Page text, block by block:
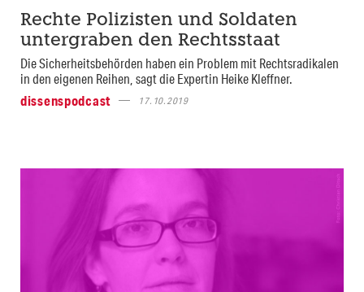
Rechte Polizisten und Soldaten
untergraben den Rechtsstaat
Die Sicherheitsbehörden haben ein Problem mit Rechtsradikalen
in den eigenen Reihen, sagt die Expertin Heike Kleffner.
dissenspodcast
17.10.2019